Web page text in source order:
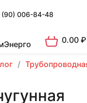
006-84-48
0.00₽